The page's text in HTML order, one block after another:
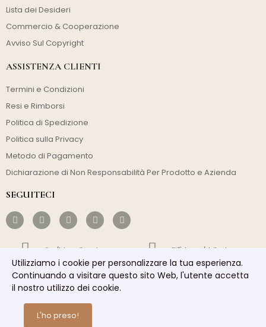
Lista dei Desideri
Commercio & Cooperazione
Avviso Sul Copyright
ASSISTENZA CLIENTI
Termini e Condizioni
Resi e Rimborsi
Politica di Spedizione
Politica sulla Privacy
Metodo di Pagamento
Dichiarazione di Non Responsabilità Per Prodotto e Azienda
SEGUITECI
Spedizione Gratuita Efficienza dei Costi
Spedizione Veloce Buon Servizio
Copyright © 2026 homelights. Tutti i diritti riservati.
Utilizziamo i cookie per personalizzare la tua esperienza.
Continuando a visitare questo sito Web, l'utente accetta
il nostro utilizzo dei cookie.
L'ho preso!